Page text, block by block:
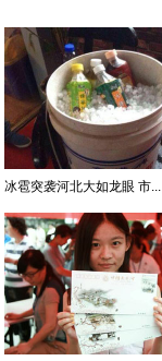
冰雹突袭河北大如龙眼 市...